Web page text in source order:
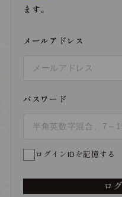
ます。
メールアドレス
パスワード
ログインIDを記憶する
ロ